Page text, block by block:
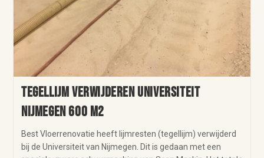
Tegellijm verwijderen Universiteit
Nijmegen 600 m2
Best Vloerrenovatie heeft lijmresten (tegellijm) verwijderd
bij de Universiteit van Nijmegen. Dit is gedaan met een